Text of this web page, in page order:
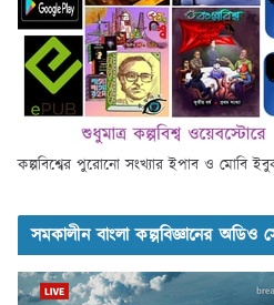
কল্পবিশ্বের পুরোনো সংখ্যার ইপাব ও মোবি
সমকালীন বাংলা কল্পবিজ্ঞানের অডিও